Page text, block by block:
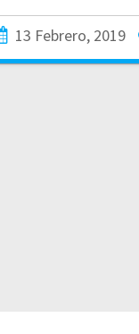
13 Febrero, 2019